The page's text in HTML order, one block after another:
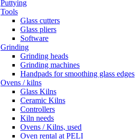
Puttying
Tools
Glass cutters
Glass pliers
Software
Grinding
Grinding heads
Grinding machines
Handpads for smoothing glass edges
Ovens / kilns
Glass Kilns
Ceramic Kilns
Controllers
Kiln needs
Ovens / Kilns, used
Oven rental at PELI